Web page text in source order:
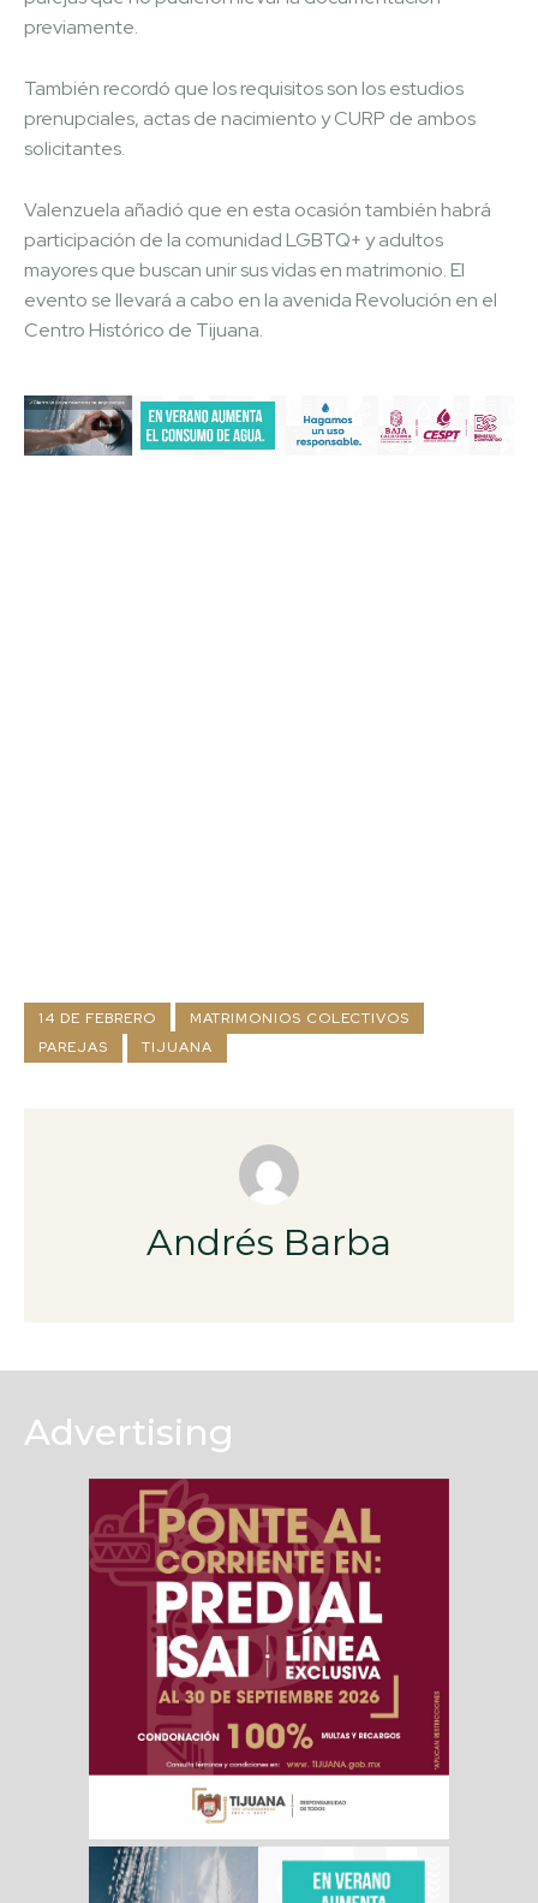
previamente.
También recordó que los requisitos son los estudios
prenupciales, actas de nacimiento y CURP de ambos
solicitantes.
Valenzuela añadió que en esta ocasión también habrá
participación de la comunidad LGBTQ+ y adultos
mayores que buscan unir sus vidas en matrimonio. El
evento se llevará a cabo en la avenida Revolución en el
Centro Histórico de Tijuana.
14 DE FEBRERO
MATRIMONIOS COLECTIVOS
PAREJAS
TIJUANA
Andrés Barba
Advertising